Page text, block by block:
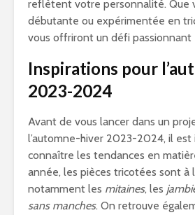
reflètent votre personnalité. Que
débutante ou expérimentée en
vous offriront un défi passionnant
Inspirations pour
2023-2024
Avant de vous lancer dans un
l’automne-hiver 2023-2024, il
connaître les tendances en
année, les pièces tricotées sont à
notamment les mitaines, les
sans manches. On retrouve